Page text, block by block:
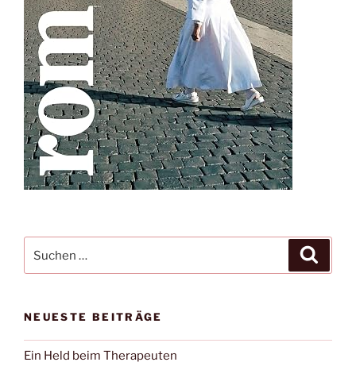
nach:
NEUESTE BEITRÄGE
Ein Held beim Therapeuten